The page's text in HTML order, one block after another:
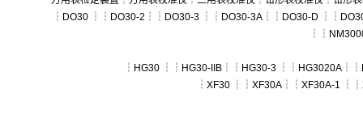
┆ DO30 ┆┆ DO30-2 ┆┆ DO30-3 ┆┆ DO30-3A ┆┆ DO30-D ┆┆
┆┆
┆ HG30 ┆┆ HG30-IIB ┆┆ HG30-3 ┆┆ HG3020A ┆┆
┆ XF30 ┆┆ XF30A ┆┆ XF30A-1 ┆┆